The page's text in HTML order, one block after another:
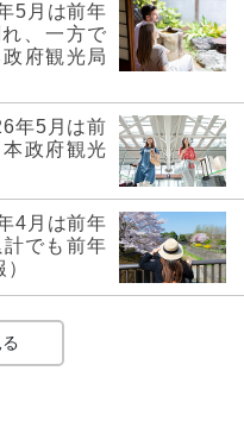
5月は前年
、一方で
府観光局
年5月は前
政府観光
4月は前年
でも前年